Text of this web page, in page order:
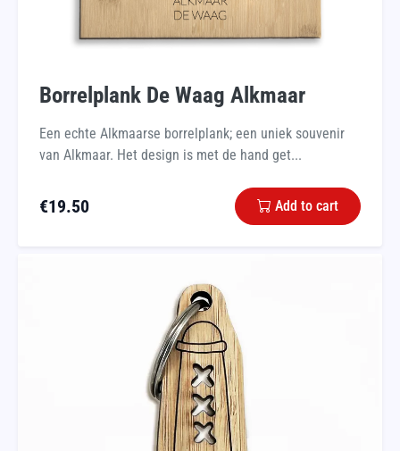
Borrelplank De Waag Alkmaar
Een echte Alkmaarse borrelplank; een uniek souvenir
van Alkmaar. Het design is met de hand get...
€19.50 Add to cart